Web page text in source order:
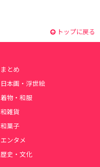
トップに戻る
まとめ
日本画・浮世絵
着物・和服
和雑貨
和菓子
エンタメ
歴史・文化